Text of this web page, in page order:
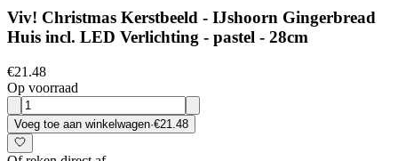
Viv! Christmas Kerstbeeld - IJshoorn Gingerbread
Huis incl. LED Verlichting - pastel - 28cm
€21.48
Op voorraad
Voeg toe aan winkelwagen·€21.48